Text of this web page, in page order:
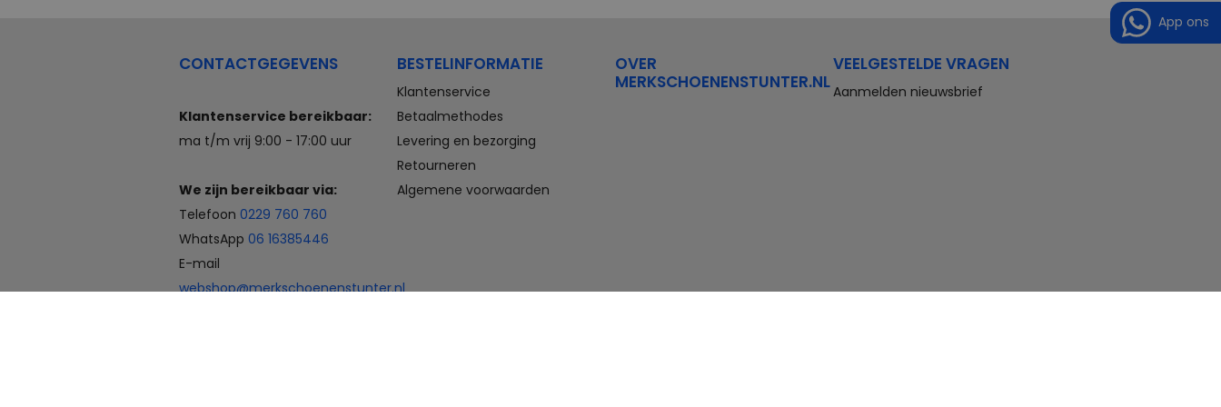
Compleet aanbod outlet
Veterschoenen, sneakers,
slippers, sandalen, instappers,
heren. En laarzen, enkellaarzen,
van Merkschoenenstunter.
CONTACTGEGEVENS
Klantenservice bereikbaar:
ma t/m vrij 9:00 - 17:00 uur
We zijn bereikbaar via:
Telefoon 0229 760 760
WhatsApp 06 16385446
E-mail
webshop@merkschoenenstunter.nl
BESTELINFORMATIE
Klantenservice
Betaalmethodes
Levering en bezorging
Retourneren
Algemene voorwaarden
OVER
MERKSCHOENENSTUNTER.NL
VEELGESTELDE VRAGEN
Aanmelden nieuwsbrief
App ons